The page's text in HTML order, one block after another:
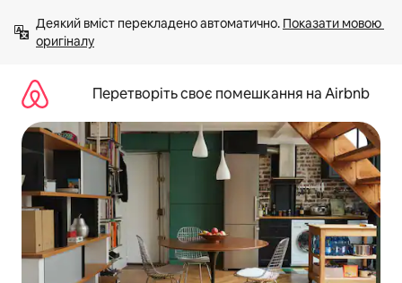
вмісту
Деякий вміст перекладено автоматично. Показати мовою
оригіналу
Перетворіть своє помешкання на Airbnb